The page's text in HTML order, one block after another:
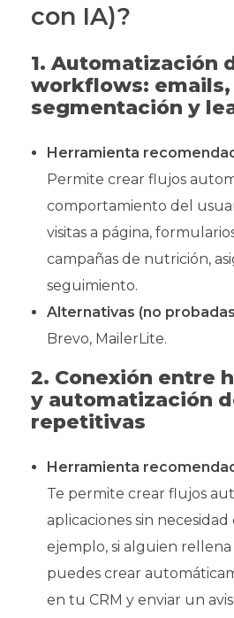
con IA)?
1. Automatización
workflows: emails,
segmentación y
Herramienta
Permite crear flujos
comportamiento del
visitas a página,
campañas de nutrición,
seguimiento.
Alternativas (no
Brevo, MailerLite.
2. Conexión entre
y automatización
repetitivas
Herramienta
Te permite crear flujos
aplicaciones sin
ejemplo, si alguien
puedes crear
en tu CRM y enviar un